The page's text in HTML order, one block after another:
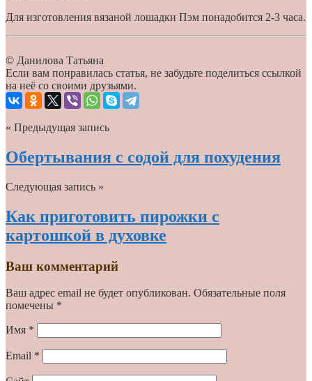
Для изготовления вязаной лошадки Пэм понадобится 2-3 часа.
© Данилова Татьяна
Если вам понравилась статья, не забудьте поделиться ссылкой
на неё со своими друзьями.
« Предыдущая запись
Обертывания с содой для похудения
Следующая запись »
Как приготовить пирожки с
картошкой в духовке
Ваш комментарий
Ваш адрес email не будет опубликован. Обязательные поля
помечены *
Имя *
Email *